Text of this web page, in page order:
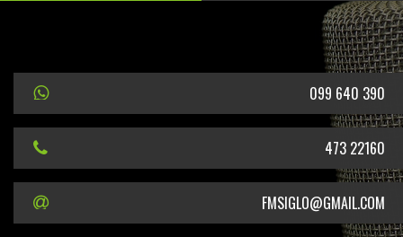
099 640 390
473 22160
FMSIGLO@GMAIL.COM